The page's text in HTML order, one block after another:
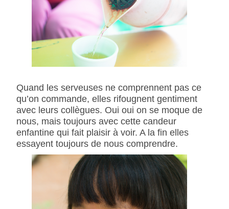
Quand les serveuses ne comprennent pas ce
qu’on commande, elles rifougnent gentiment
avec leurs collègues. Oui oui on se moque de
nous, mais toujours avec cette candeur
enfantine qui fait plaisir à voir. A la fin elles
essayent toujours de nous comprendre.